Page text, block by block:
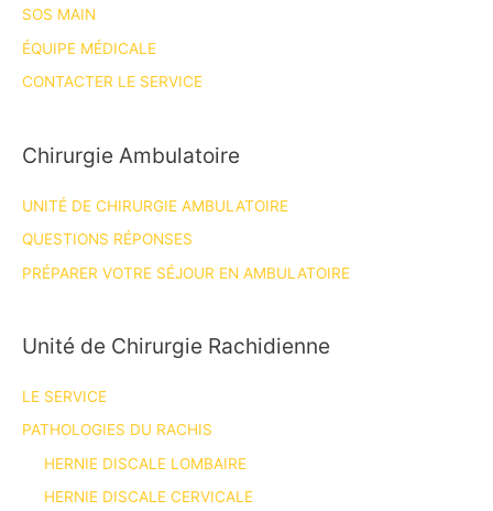
SOS MAIN
ÉQUIPE MÉDICALE
CONTACTER LE SERVICE
Chirurgie Ambulatoire
UNITÉ DE CHIRURGIE AMBULATOIRE
QUESTIONS RÉPONSES
PRÉPARER VOTRE SÉJOUR EN AMBULATOIRE
Unité de Chirurgie Rachidienne
LE SERVICE
PATHOLOGIES DU RACHIS
HERNIE DISCALE LOMBAIRE
HERNIE DISCALE CERVICALE